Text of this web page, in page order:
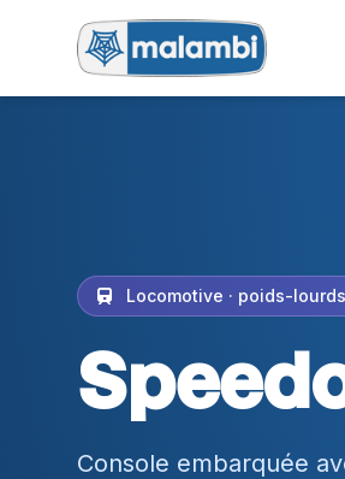
Locomotive · poids-
Console embarquée